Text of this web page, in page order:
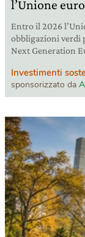
l’Unione
Entro il 2026
obbligazioni verdi
Next Generation
Investimenti
sponsorizzato da